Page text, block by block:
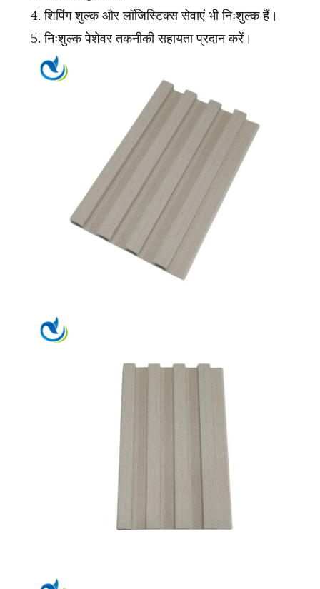
4. शिपिंग शुल्क और लॉजिस्टिक्स सेवाएं भी निःशुल्क हैं।
5. निःशुल्क पेशेवर तकनीकी सहायता प्रदान करें।